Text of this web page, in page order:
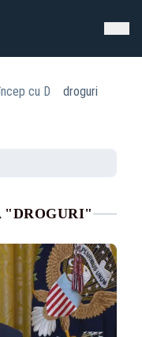
cu D droguri
"DROGURI"